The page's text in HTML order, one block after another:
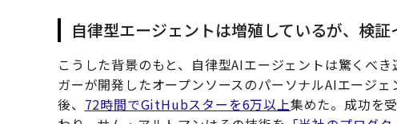
自律型エージェントは増殖しているが、検
こうした背景のもと、自律型AIエージェントは驚くべ
ガーが開発したオープンソースのパーソナルAIエージ
後、 72時間でGitHubスターを6万以上集めた。成功を